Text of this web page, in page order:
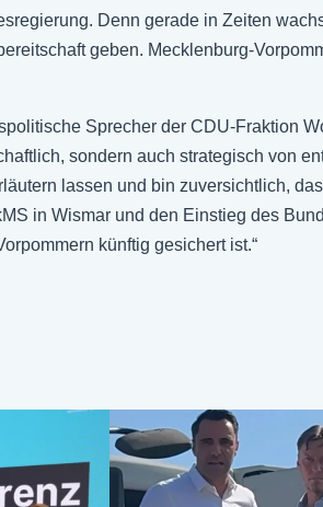
Denn gerade in Zeiten
geben. Mecklenburg-
Sprecher der CDU-Fraktion
sondern auch strategisch von
lassen und bin zuversichtlich,
in Wismar und den Einstieg des
künftig gesichert ist.“